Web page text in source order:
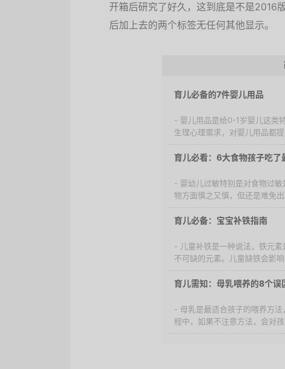
开箱后研究了好久，这到底是不是2016
后加上去的两个标签无任何其他显示。
育儿必备的7件婴儿用品
- 婴儿用品是给0-1岁婴儿这类
生理心理需求，对婴儿用品都
育儿必看：6大食物孩子吃了
- 婴幼儿过敏特别是对食物过
物方面慎之又慎，但还是难免
育儿必备：宝宝补铁指南
- 儿童补铁是一种说法，铁元
不可缺的元素。儿童缺铁会影
育儿需知：母乳喂养的8个误
- 母乳是最适合孩子的喂养方
程中，如果不注意方法，会对